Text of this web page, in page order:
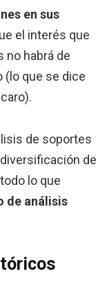
en sus
el interés que
no habrá de
(lo que se dice
de soportes
de
lo que
de análisis